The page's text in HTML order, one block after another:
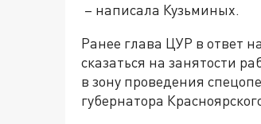
– написала Кузьминых.
Ранее глава ЦУР в ответ
сказаться на занятости
в зону проведения
губернатора